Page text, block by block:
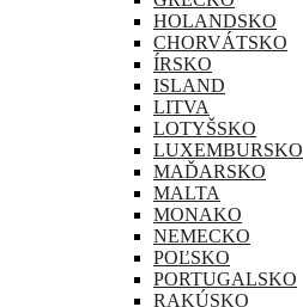
HOLANDSKO
CHORVÁTSKO
ÍRSKO
ISLAND
LITVA
LOTYŠSKO
LUXEMBURSKO
MAĎARSKO
MALTA
MONAKO
NEMECKO
POĽSKO
PORTUGALSKO
RAKÚSKO